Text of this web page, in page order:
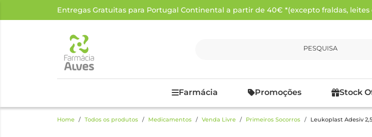
Entregas Gratuitas para Portugal Continental a partir de 40€ *(excepto fraldas,
PESQUISA
Farmácia Promoções Stock
Home Todos os produtos Medicamentos Venda Livre Primeiros Socorros Leukoplast Adesiv